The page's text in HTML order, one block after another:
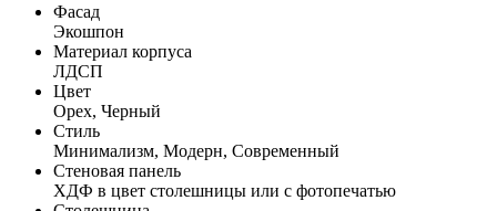
Фасад
Экошпон
Материал корпуса
ЛДСП
Цвет
Орех, Черный
Стиль
Минимализм, Модерн, Современный
Стеновая панель
ХДФ в цвет столешницы или с фотопечатью